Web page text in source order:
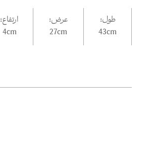
طول:
43cm
عرض:
27cm
ارتفاع:
4cm